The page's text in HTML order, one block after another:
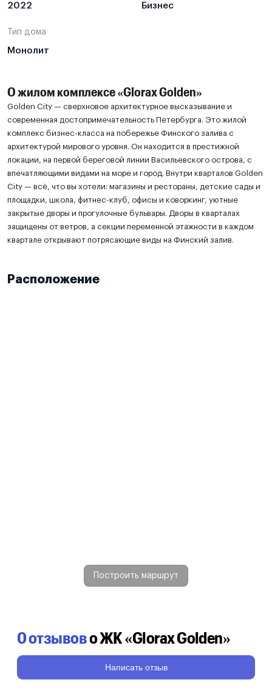
2022 Бизнес
Тип дома
Монолит
О жилом комплексе «Glorax Golden»
Golden City — сверхновое архитектурное высказывание и
современная достопримечательность Петербурга. Это жилой
комплекс бизнес-класса на побережье Финского залива с
архитектурой мирового уровня. Он находится в престижной
локации, на первой береговой линии Васильевского острова, с
впечатляющими видами на море и город. Внутри кварталов Golden
City — всё, что вы хотели: магазины и рестораны, детские сады и
площадки, школа, фитнес-клуб, офисы и коворкинг, уютные
закрытые дворы и прогулочные бульвары. Дворы в кварталах
защищены от ветров, а секции переменной этажности в каждом
квартале открывают потрясающие виды на Финский залив.
Расположение
Построить маршрут
0 отзывово ЖК «Glorax Golden»
Написать отзыв